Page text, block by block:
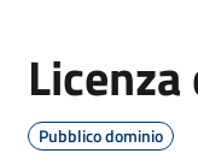
Pubblico dominio